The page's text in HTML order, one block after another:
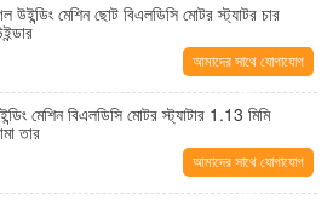
উইন্ডিং মেশিন ছোট বিএলডিসি মোটর স্ট্যাটর চার
আমাদের সাথে যোগাযোগ
করুন
মেশিন বিএলডিসি মোটর স্ট্যাটার 1.13 মিমি
তার
আমাদের সাথে যোগাযোগ
করুন